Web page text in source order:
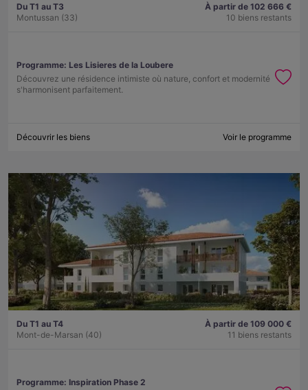
Du T1 au T3
Montussan (33)
À partir de 102 666 €
10 biens restants
Programme: Les Lisieres de la Loubere
Découvrez une résidence intimiste où nature, confort et modernité
s'harmonisent parfaitement.
Découvrir les biens Voir le programme
Du T1 au T4
Mont-de-Marsan (40)
À partir de 109 000 €
11 biens restants
Programme: Inspiration Phase 2